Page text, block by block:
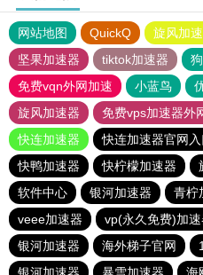
网站地图 QuickQ 旋风加
坚果加速器
tiktok加速器
免费vqn外网加速
小蓝鸟
旋风加速器
免费vps加速器外
快连加速器
快连加速器官网入
快鸭加速器
快柠檬加速器
软件中心
银河加速器 青柠
veee加速器
vp(永久免费)加速
银河加速器
海外梯子官网